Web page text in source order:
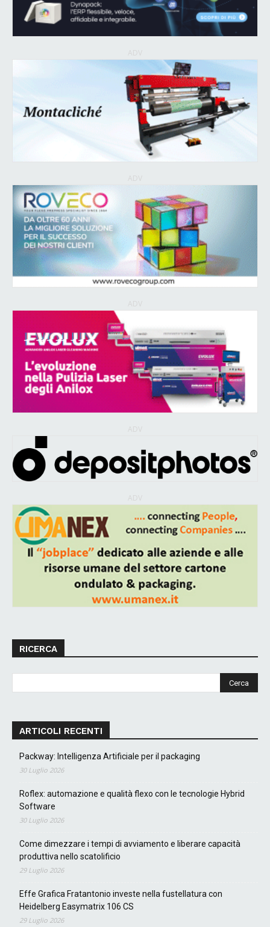
RICERCA
ARTICOLI RECENTI
Packway: Intelligenza Artificiale per il packaging
30 Luglio 2026
Roflex: automazione e qualità flexo con le tecnologie Hybrid
Software
30 Luglio 2026
Come dimezzare i tempi di avviamento e liberare capacità
produttiva nello scatolificio
29 Luglio 2026
Effe Grafica Fratantonio investe nella fustellatura con
Heidelberg Easymatrix 106 CS
29 Luglio 2026